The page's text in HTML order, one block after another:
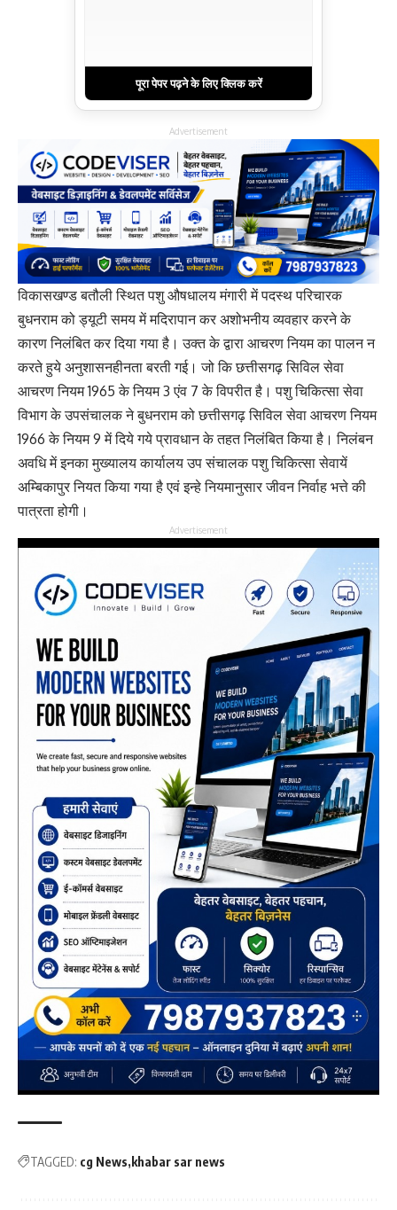
पूरा पेपर पढ़ने के लिए क्लिक करें
Advertisement
विकासखण्ड बतौली स्थित पशु औषधालय मंगारी में पदस्थ परिचारक
बुधनराम को ड्यूटी समय में मदिरापान कर अशोभनीय व्यवहार करने के
कारण निलंबित कर दिया गया है। उक्त के द्वारा आचरण नियम का पालन न
करते हुये अनुशासनहीनता बरती गई। जो कि छत्तीसगढ़ सिविल सेवा
आचरण नियम 1965 के नियम 3 एंव 7 के विपरीत है। पशु चिकित्सा सेवा
विभाग के उपसंचालक ने बुधनराम को छत्तीसगढ़ सिविल सेवा आचरण नियम
1966 के नियम 9 में दिये गये प्रावधान के तहत निलंबित किया है। निलंबन
अवधि में इनका मुख्यालय कार्यालय उप संचालक पशु चिकित्सा सेवायें
अम्बिकापुर नियत किया गया है एवं इन्हे नियमानुसार जीवन निर्वाह भत्ते की
पात्रता होगी।
Advertisement
TAGGED: cg News khabar sar news